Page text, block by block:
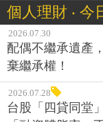
個人理財 ‧ 今
2026.07.30
配偶不繼承遺產
棄繼承權！
2026.07.28
台股「四貸同堂